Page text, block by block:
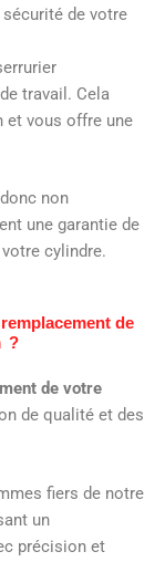
de votre
travail. Cela
et vous offre une
non
une garantie de
cylindre.
de
?
de votre
de qualité et des
fiers de notre
un
précision et